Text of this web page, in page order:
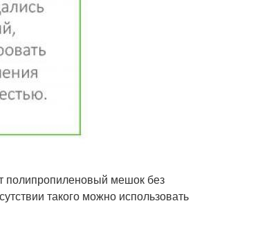
полипропиленовый мешок без
такого можно использовать